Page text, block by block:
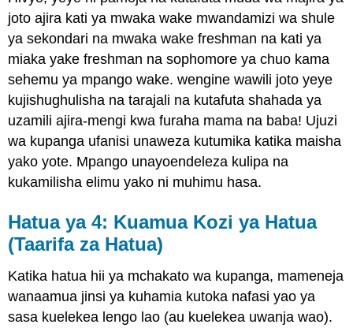
joto ajira kati ya mwaka wake mwandamizi wa shule
ya sekondari na mwaka wake freshman na kati ya
miaka yake freshman na sophomore ya chuo kama
sehemu ya mpango wake. wengine wawili joto yeye
kujishughulisha na tarajali na kutafuta shahada ya
uzamili ajira-mengi kwa furaha mama na baba! Ujuzi
wa kupanga ufanisi unaweza kutumika katika maisha
yako yote. Mpango unayoendeleza kulipa na
kukamilisha elimu yako ni muhimu hasa.
Hatua ya 4: Kuamua Kozi ya Hatua
(Taarifa za Hatua)
Katika hatua hii ya mchakato wa kupanga, mameneja
wanaamua jinsi ya kuhamia kutoka nafasi yao ya
sasa kuelekea lengo lao (au kuelekea uwanja wao).